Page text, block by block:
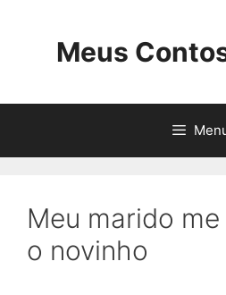
Meus
Meu marido
o novinho